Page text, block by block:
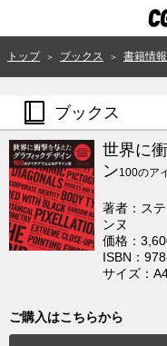
TOP
ニュース
特集
連載
用語辞典
講座
トップ ＞ ブックス ＞ 書籍情
ブックス
世界に
ン100のア
著者：ス
ンヌ
価格：
ISBN：
サイズ：
ご購入はこちらから